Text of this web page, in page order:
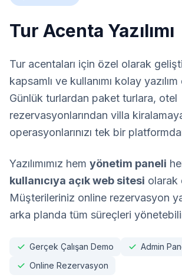
Tur Acenta Yazılımı
Tur acentaları için özel olarak
kapsamlı ve kullanımı kolay
Günlük turlardan paket turlara, otel
rezervasyonlarından villa
operasyonlarınızı tek bir
Yazılımımız hem yönetim paneli
kullanıcıya açık web sitesi olarak
Müşterileriniz online rezervasyon
arka planda tüm süreçleri
Gerçek Çalışan Demo
Admin
Online Rezervasyon